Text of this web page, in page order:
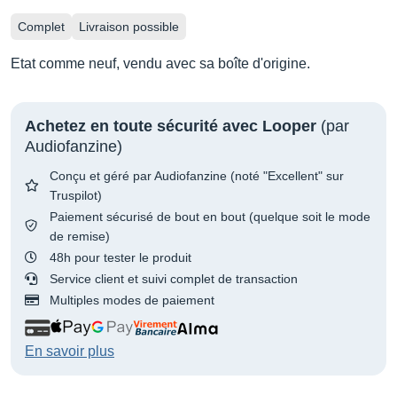
Complet Livraison possible
Etat comme neuf, vendu avec sa boîte d'origine.
Achetez en toute sécurité avec Looper (par
Audiofanzine)
Conçu et géré par Audiofanzine (noté "Excellent" sur
Truspilot)
Paiement sécurisé de bout en bout (quelque soit le mode
de remise)
48h pour tester le produit
Service client et suivi complet de transaction
Multiples modes de paiement
En savoir plus